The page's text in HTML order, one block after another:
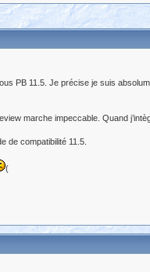
PB 11.5. Je précise je suis
marche impeccable. Quand
de compatibilité 11.5.
(